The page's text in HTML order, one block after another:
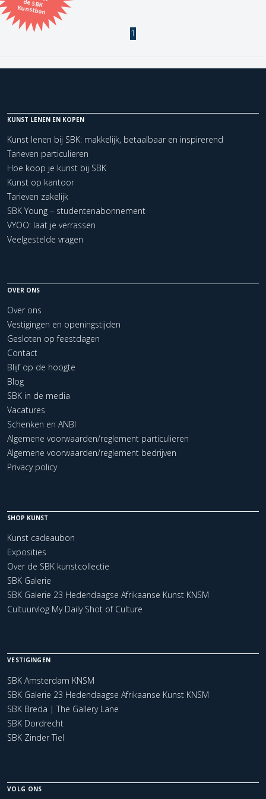
Kunstbon
Kunstenaar
Kerncollectie
1 items. Pagina: 1
1
KUNST LENEN EN KOPEN
Kunst lenen bij SBK: makkelijk, betaalbaar en inspirerend
Tarieven particulieren
Hoe koop je kunst bij SBK
Kunst op kantoor
Tarieven zakelijk
SBK Young – studentenabonnement
VYOO: laat je verrassen
Veelgestelde vragen
OVER ONS
Over ons
Vestigingen en openingstijden
Gesloten op feestdagen
Contact
Blijf op de hoogte
Blog
SBK in de media
Vacatures
Schenken en ANBI
Algemene voorwaarden/reglement particulieren
Algemene voorwaarden/reglement bedrijven
Privacy policy
SHOP KUNST
Kunst cadeaubon
Exposities
Over de SBK kunstcollectie
SBK Galerie
SBK Galerie 23 Hedendaagse Afrikaanse Kunst KNSM
Cultuurvlog My Daily Shot of Culture
VESTIGINGEN
SBK Amsterdam KNSM
SBK Galerie 23 Hedendaagse Afrikaanse Kunst KNSM
SBK Breda | The Gallery Lane
SBK Dordrecht
SBK Zinder Tiel
VOLG ONS